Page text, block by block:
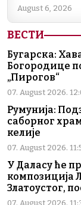
August 6, 2026
ВЕСТИ
Бугарска:
Богородице
„Пирогов“
07. August 2026.
Румунија:
саборног
келије
07. August 2026.
У Даласу ће
композиција
Златоустог,
07. August 2026.